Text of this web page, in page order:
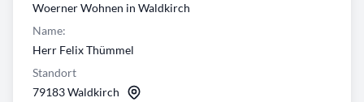
Woerner Wohnen in Waldkirch
Name:
Herr Felix Thümmel
Standort
79183 Waldkirch